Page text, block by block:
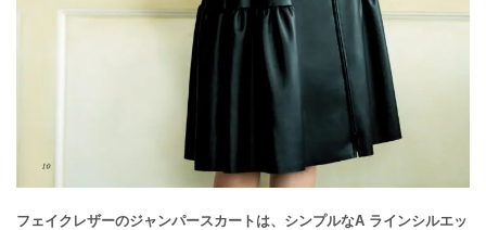
フェイクレザーのジャンパースカートは、シンプルなA ラインシルエッ